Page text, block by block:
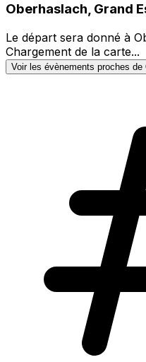
Oberhaslach, Grand
Le départ sera donné à
Chargement de la carte...
Voir les évènements proches de